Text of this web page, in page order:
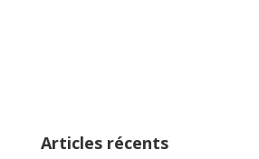
Articles récents